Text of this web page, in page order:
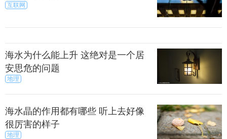
互联网
海水为什么能上升 这绝对是一个居
安思危的问题
地理
海水晶的作用都有哪些 听上去好像
很厉害的样子
地理